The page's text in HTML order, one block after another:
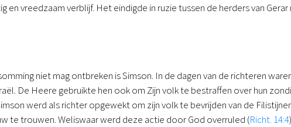
en vreedzaam verblijf. Het eindigde in ruzie tussen de herders van
niet mag ontbreken is Simson. In de dagen van de richteren
De Heere gebruikte hen ook om Zijn volk te bestraffen over hun
werd als richter opgewekt om zijn volk te bevrijden van de
te trouwen. Weliswaar werd deze actie door God overruled (Richt. 14:4